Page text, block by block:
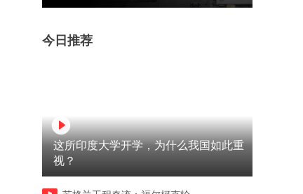
今日推荐
这所印度大学开学，为什么我国如此重
视？